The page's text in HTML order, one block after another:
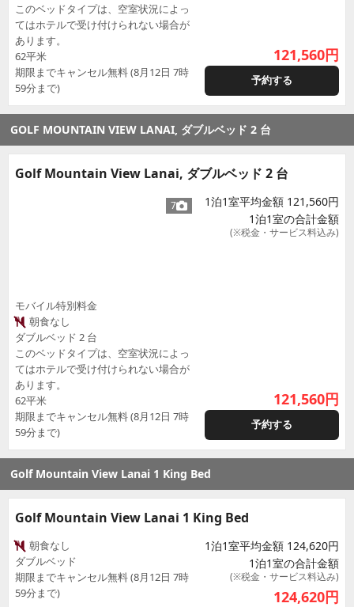
このベッドタイプは、空室状況によっ
てはホテルで受け付けられない場合が
あります。
62平米
期限までキャンセル無料 (8月12日 7時
59分まで)
121,560円
予約する
GOLF MOUNTAIN VIEW LANAI, ダブルベッド 2 台
Golf Mountain View Lanai, ダブルベッド 2 台
7
モバイル特別料金
朝食なし
ダブルベッド 2 台
このベッドタイプは、空室状況によっ
てはホテルで受け付けられない場合が
あります。
62平米
期限までキャンセル無料 (8月12日 7時
59分まで)
1泊1室平均金額 121,560円
1泊1室の合計金額
(※税金・サービス料込み)
121,560円
予約する
Golf Mountain View Lanai 1 King Bed
Golf Mountain View Lanai 1 King Bed
朝食なし
ダブルベッド
期限までキャンセル無料 (8月12日 7時
59分まで)
1泊1室平均金額 124,620円
1泊1室の合計金額
(※税金・サービス料込み)
124,620円